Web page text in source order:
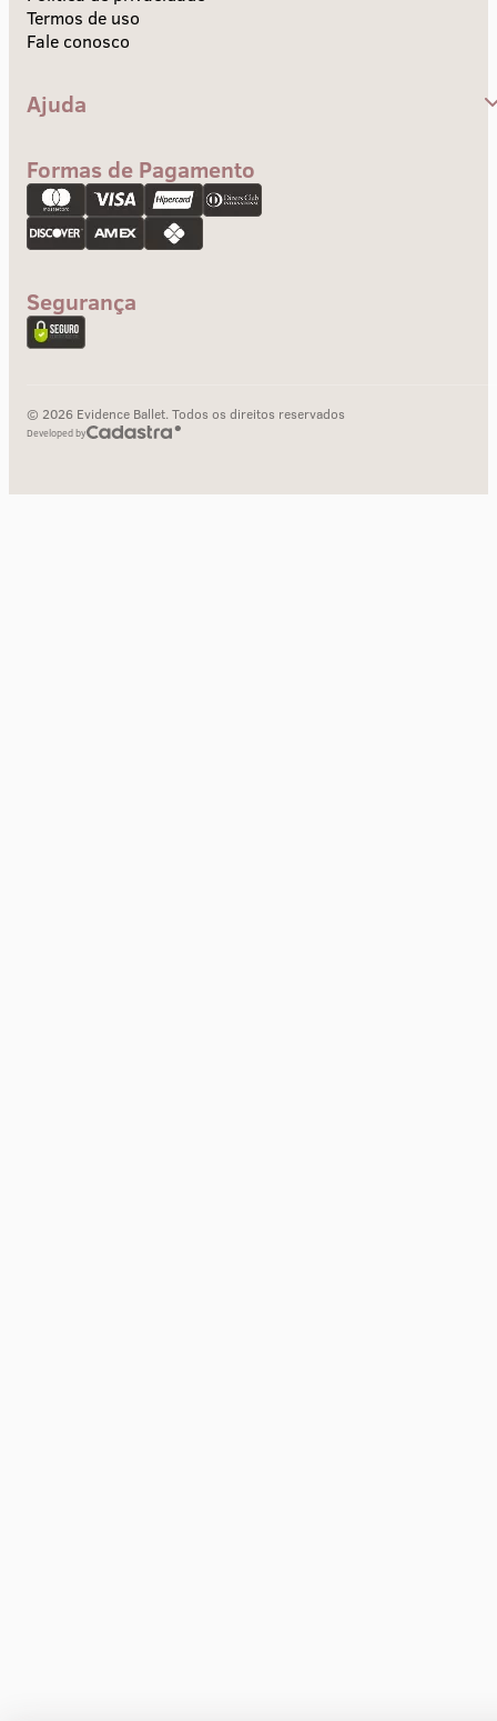
Termos de uso
Fale conosco
Ajuda
Troca e devolução
Pagamento
Formas de Pagamento
Segurança
© 2026 Evidence Ballet. Todos os direitos reservados
Developed by